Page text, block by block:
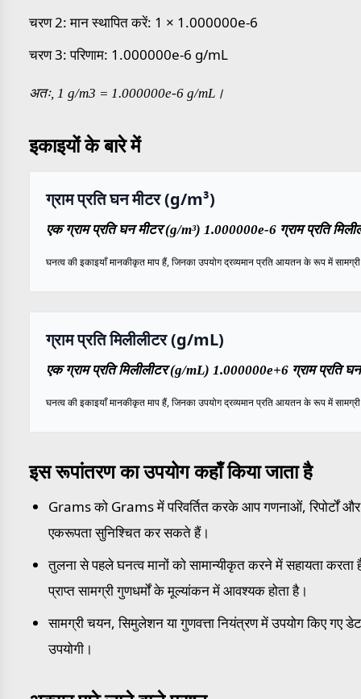
चरण 2: मान स्थापित करें: 1 × 1.000000e-6
चरण 3: परिणाम: 1.000000e-6 g/mL
अतः, 1 g/m3 = 1.000000e-6 g/mL।
इकाइयों के बारे में
ग्राम प्रति घन मीटर (g/m³)
एक ग्राम प्रति घन मीटर (g/m³) 1.000000e-6 ग्राम प्रति
घनत्व की इकाइयाँ मानकीकृत माप हैं, जिनका उपयोग द्रव्यमान प्रति आयतन के रूप में
ग्राम प्रति मिलीलीटर (g/mL)
एक ग्राम प्रति मिलीलीटर (g/mL) 1.000000e+6 ग्राम प्रति
घनत्व की इकाइयाँ मानकीकृत माप हैं, जिनका उपयोग द्रव्यमान प्रति आयतन के रूप में
इस रूपांतरण का उपयोग कहाँ किया जाता है
Grams को Grams में परिवर्तित करके आप गणनाओं, रिपोर्टों और
एकरूपता सुनिश्चित कर सकते हैं।
तुलना से पहले घनत्व मानों को सामान्यीकृत करने में सहायता करता
प्राप्त सामग्री गुणधर्मों के मूल्यांकन में आवश्यक होता है।
सामग्री चयन, सिमुलेशन या गुणवत्ता नियंत्रण में उपयोग किए गए
उपयोगी।